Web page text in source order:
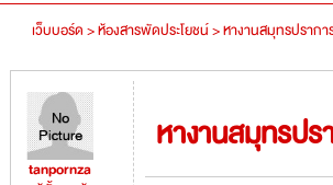
เว็บบอร์ด >ห้องสารพัดประโยชน์ >หางานสมุทรปรากา
tanpornza
หางานสมุทรปร